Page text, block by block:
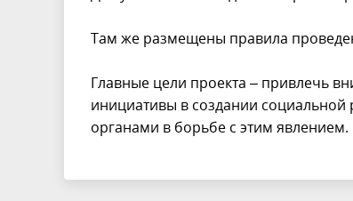
Там же размещены правила
Главные цели проекта – привлечь
инициативы в создании социальной
органами в борьбе с этим явлением.